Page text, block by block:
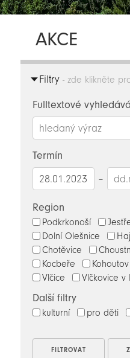
AKCE
Filtry- zde klikněte
Fulltextové
Termín
–
Region
Podkrkonoší
Dolní Olešnice
Chotěvice
Kocbeře
Kohoutov
Vlčice
Vlčkovice v
Další filtry
kulturní pro děti